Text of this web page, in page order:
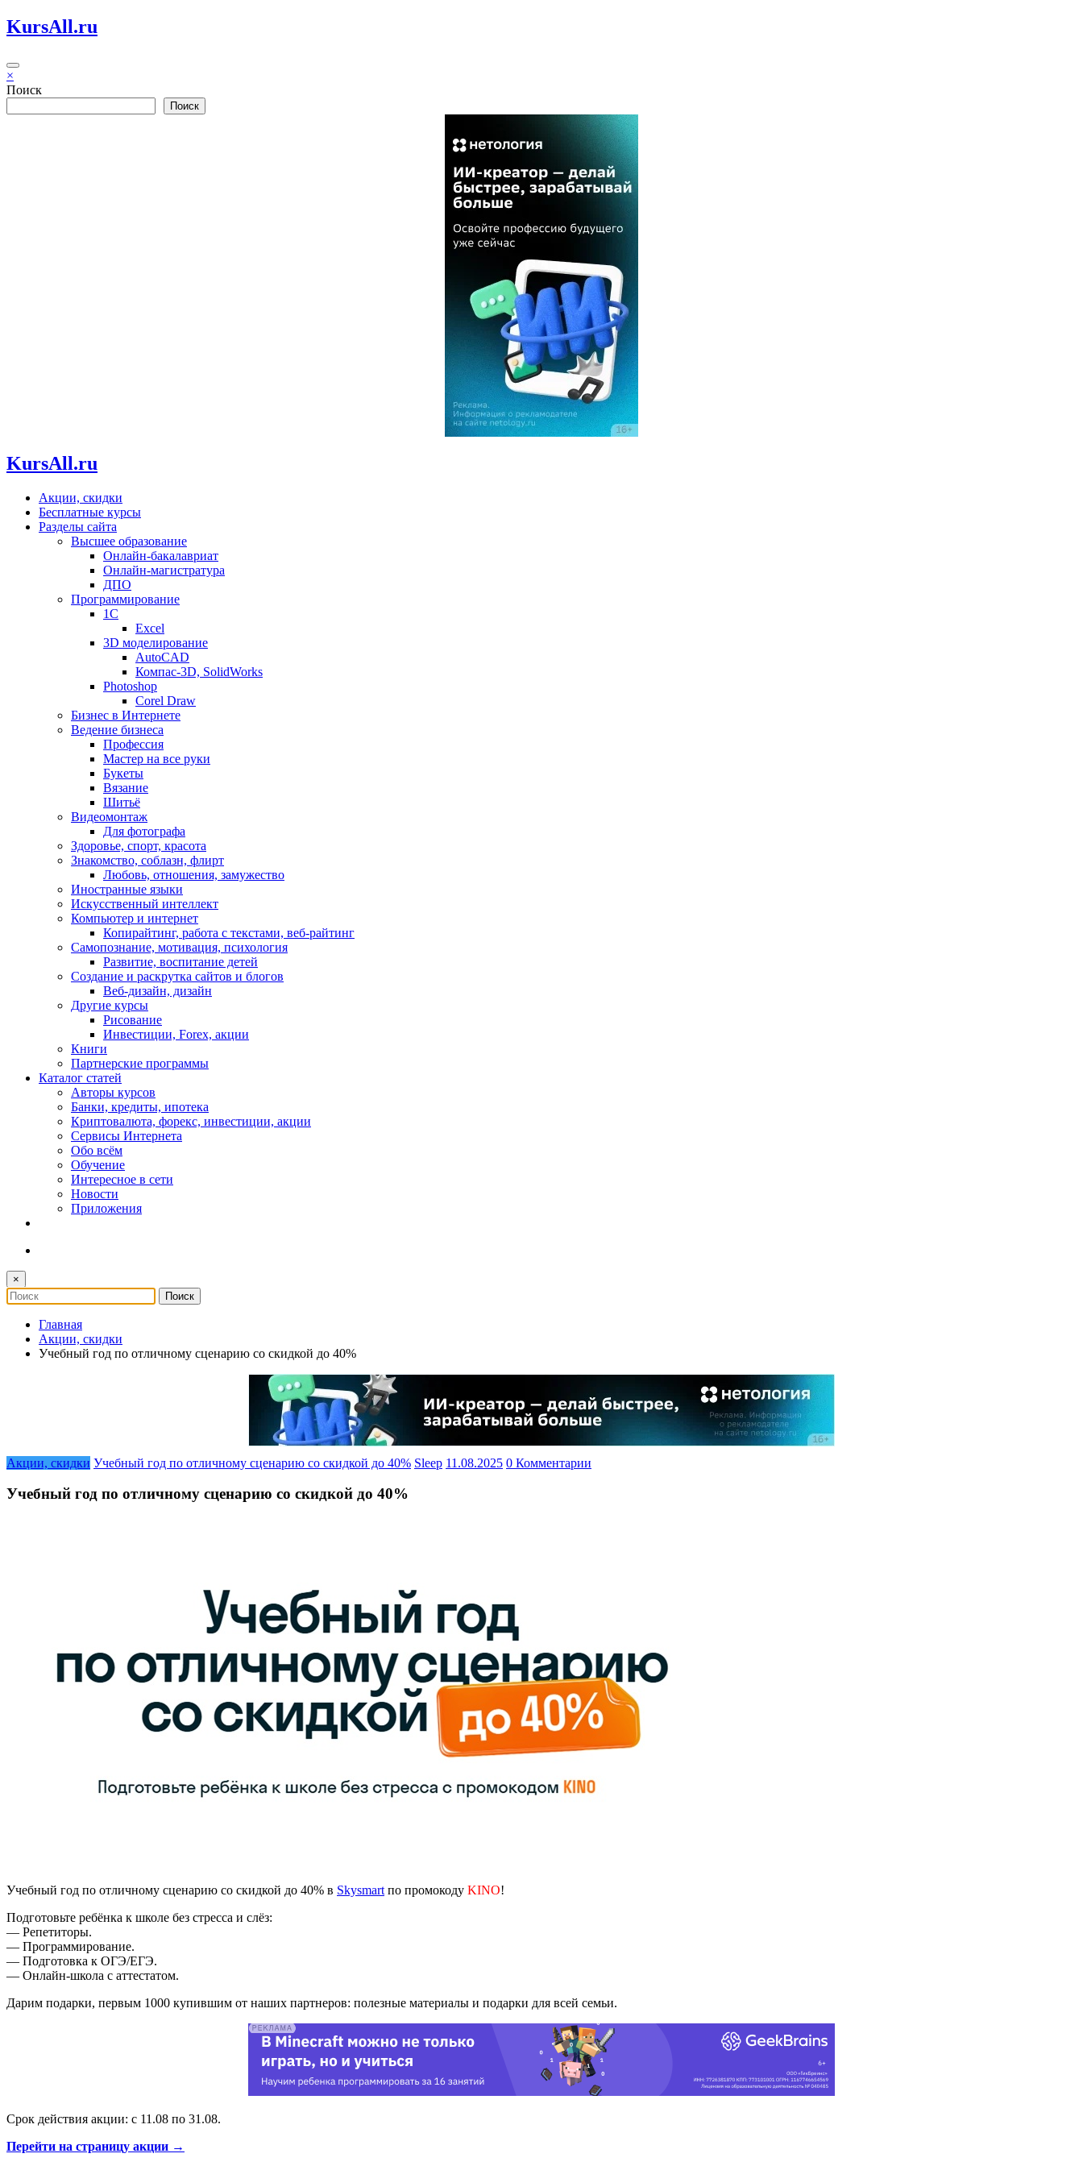
Перейти
к
KursAll.ru
×
Поиск
Поиск
KursAll.ru
Акции, скидки
Бесплатные курсы
Разделы сайта
Высшее образование
Онлайн-бакалавриат
Онлайн-магистратура
ДПО
Программирование
1С
Excel
3D моделирование
AutoCAD
Компас-3D, SolidWorks
Photoshop
Corel Draw
Бизнес в Интернете
Ведение бизнеса
Профессия
Мастер на все руки
Букеты
Вязание
Шитьё
Видеомонтаж
Для фотографа
Здоровье, спорт, красота
Знакомство, соблазн, флирт
Любовь, отношения, замужество
Иностранные языки
Искусственный интеллект
Компьютер и интернет
Копирайтинг, работа с текстами, веб-райтинг
Самопознание, мотивация, психология
Развитие, воспитание детей
Создание и раскрутка сайтов и блогов
Веб-дизайн, дизайн
Другие курсы
Рисование
Инвестиции, Forex, акции
Книги
Партнерские программы
Каталог статей
Авторы курсов
Банки, кредиты, ипотека
Криптовалюта, форекс, инвестиции, акции
Сервисы Интернета
Обо всём
Обучение
Интересное в сети
Новости
Приложения
×
Главная
Акции, скидки
Учебный год по отличному сценарию со скидкой до 40%
Акции, скидки Учебный год по отличному сценарию со скидкой до 40% Sleep 11.08.2025 0 Комментарии
Учебный год по отличному сценарию со скидкой до 40%
Учебный год по отличному сценарию со скидкой до 40% в Skysmart по промокоду KINO!
Подготовьте ребёнка к школе без стресса и слёз:
— Репетиторы.
— Программирование.
— Подготовка к ОГЭ/ЕГЭ.
— Онлайн-школа с аттестатом.
Дарим подарки, первым 1000 купившим от наших партнеров: полезные материалы и подарки для всей семьи.
Срок действия акции: с 11.08 по 31.08.
Перейти на страницу акции →